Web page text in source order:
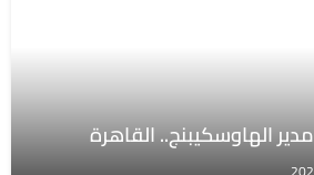
الهاوسكيبنج.. القاهرة